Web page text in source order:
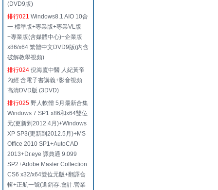
(DVD9版)
排行021 Windows8.1 AIO 10合
一 標準版+專業版+專業VL版
+專業版(含媒體中心)+企業版
x86/x64 繁體中文DVD9版(內含
破解教學視頻)
排行024 倪海廈中醫 人紀黃帝
內經 含電子書講義+影音視頻
高清DVD版 (3DVD)
排行025 野人軟體 5月最新合集
Windows 7 SP1 x86和x64雙位
元(更新到2012.4月)+Windows
XP SP3(更新到2012.5月)+MS
Office 2010 SP1+AutoCAD
2013+Dr.eye 譯典通 9.099
SP2+Adobe Master Collection
CS6 x32/x64雙位元版+翻譯合
輯+正航一號(進銷存.會計.營業